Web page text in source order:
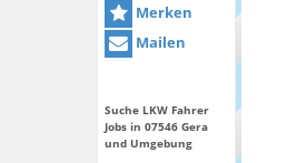
Merken
Mailen
Suche LKW Fahrer
Jobs in 07546 Gera
und Umgebung